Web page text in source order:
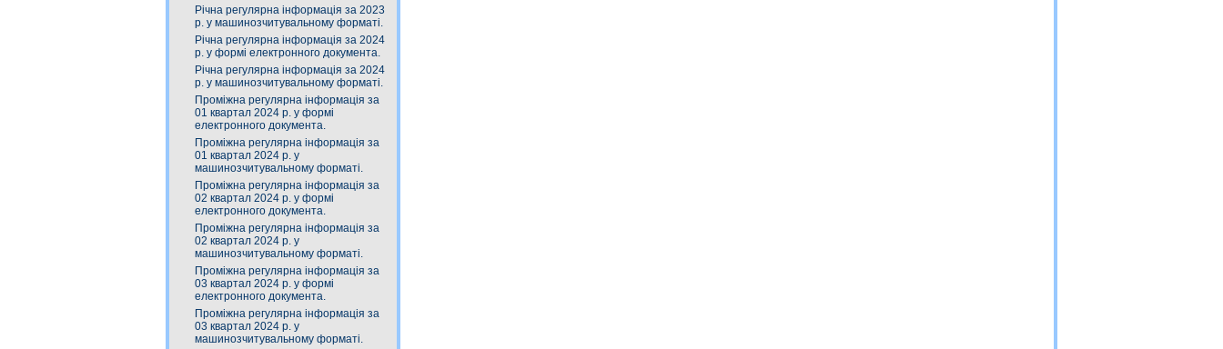
Річна регулярна інформація за 2023
р. у машинозчитувальному форматі.
Річна регулярна інформація за 2024
р. у формі електронного документа.
Річна регулярна інформація за 2024
р. у машинозчитувальному форматі.
Проміжна регулярна інформація за
01 квартал 2024 р. у формі
електронного документа.
Проміжна регулярна інформація за
01 квартал 2024 р. у
машинозчитувальному форматі.
Проміжна регулярна інформація за
02 квартал 2024 р. у формі
електронного документа.
Проміжна регулярна інформація за
02 квартал 2024 р. у
машинозчитувальному форматі.
Проміжна регулярна інформація за
03 квартал 2024 р. у формі
електронного документа.
Проміжна регулярна інформація за
03 квартал 2024 р. у
машинозчитувальному форматі.